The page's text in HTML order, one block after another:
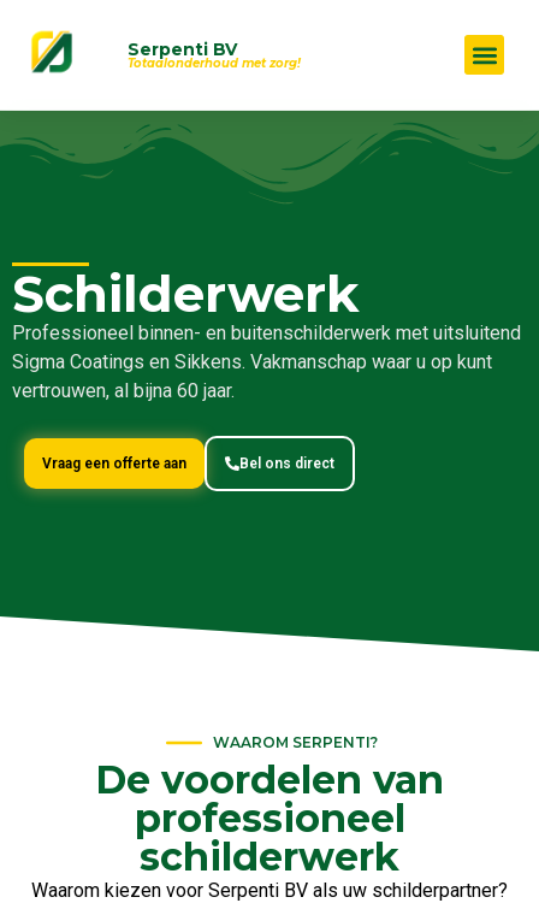
Serpenti BV
Totaalonderhoud met zorg!
Schilderwerk
Professioneel binnen- en buitenschilderwerk met uitsluitend
Sigma Coatings en Sikkens. Vakmanschap waar u op kunt
vertrouwen, al bijna 60 jaar.
Vraag een offerte aan Bel ons direct
WAAROM SERPENTI?
De voordelen van
professioneel
schilderwerk
Waarom kiezen voor Serpenti BV als uw schilderpartner?